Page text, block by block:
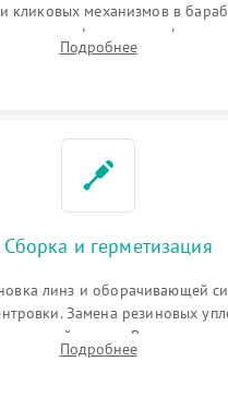
кликовых механизмов в
люфтов в
разбитой сетки или
Подробнее
Сборка и герметизация
линз и оборачивающей
Замена резиновых
смазки.
его осушенным азотом или
Подробнее